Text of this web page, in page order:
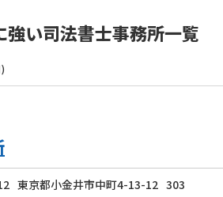
市 稲城市
相続人調査 相続財産調査
い司法書士事務所一覧
東京都小金井市中町4-13-12 303